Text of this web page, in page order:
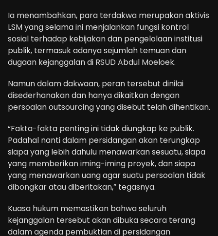
Ia menambahkan, para terdakwa merupakan aktivis
LSM yang selama ini menjalankan fungsi kontrol
sosial terhadap kebijakan dan pengelolaan institusi
publik, termasuk adanya sejumlah temuan dan
dugaan kejanggalan di RSUD Abdul Moeloek.
Namun dalam dakwaan, peran tersebut dinilai
disederhanakan dan hanya dikaitkan dengan
persoalan outsourcing yang disebut telah dihentikan.
“Fakta-fakta penting ini tidak diungkap ke publik.
Padahal nanti dalam persidangan akan terungkap
siapa yang lebih dahulu menawarkan sesuatu, siapa
yang memberikan iming-iming proyek, dan siapa
yang menawarkan uang agar suatu persoalan tidak
dibongkar atau diberitakan,” tegasnya.
Kuasa hukum memastikan bahwa seluruh
kejanggalan tersebut akan dibuka secara terang
dalam agenda pembuktian di persidangan